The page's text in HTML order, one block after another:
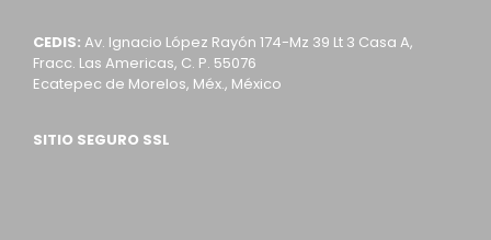
CEDIS: Av. Ignacio López Rayón 174-Mz 39 Lt 3 Casa A,
Fracc. Las Americas, C. P. 55076
Ecatepec de Morelos, Méx., México
SITIO SEGURO SSL